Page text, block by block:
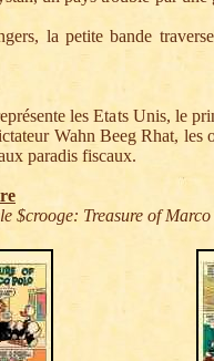
la petite bande traverse
les Etats Unis, le
Wahn Beeg Rhat, les
paradis fiscaux.
$crooge: Treasure of